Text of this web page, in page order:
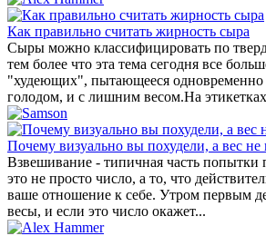
Как правильно считать жирность сыра
Cыры можно классифицировать по
тем более что эта тема сегодня все
"худеющих", пытающееся одновременно
голодом, и с лишним весом.На
Почему визуально вы похудели, а вес не
Взвешивание - типичная часть попытки
это не просто число, а то, что
ваше отношение к себе. Утром первым
весы, и если это число окажет...